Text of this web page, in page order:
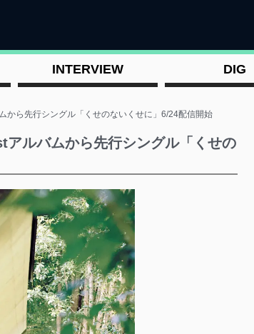
INTERVIEW DIG
から先行シングル「くせのないくせに」6/24配信開始
ルバムから先行シングル「くせの